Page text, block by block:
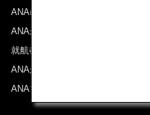
ANAについて
ANAからのお知らせ
就航都市
ANAがお約束する体験
ANAマイレージクラブ